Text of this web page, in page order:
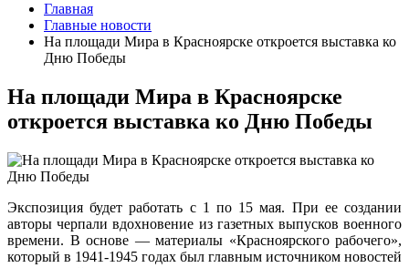
Главная
Главные новости
На площади Мира в Красноярске откроется выставка ко
Дню Победы
На площади Мира в Красноярске
откроется выставка ко Дню Победы
Экспозиция будет работать с 1 по 15 мая. При ее создании
авторы черпали вдохновение из газетных выпусков военного
времени. В основе — материалы «Красноярского рабочего»,
который в 1941-1945 годах был главным источником новостей